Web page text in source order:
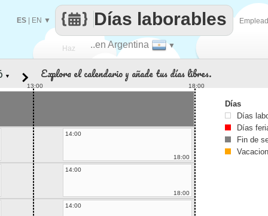
Haz ..en Argentina ▼
Días laborables
ES EN ▼
▼ Explora el calendario y añade tus días libres.
13:00 18:00
14:00
18:00
14:00
18:00
14:00
Días
Días
Días
Fin de